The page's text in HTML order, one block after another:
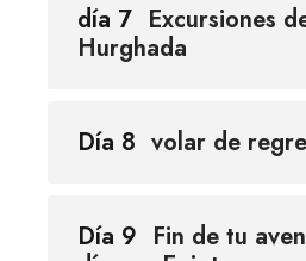
día 7 Excursiones
Hurghada
Día 8 volar de
Día 9 Fin de tu